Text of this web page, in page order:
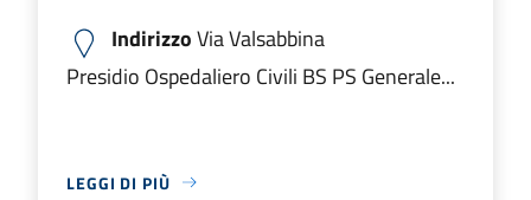
IndirizzoVia Valsabbina
Presidio Ospedaliero Civili BS PS Generale...
LEGGI DI PIÙ